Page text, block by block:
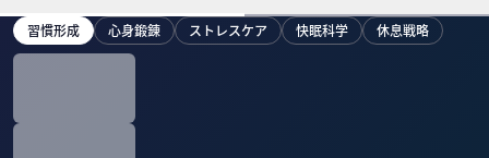
習慣形成 心身鍛錬 ストレスケア 快眠科学 休息戦略